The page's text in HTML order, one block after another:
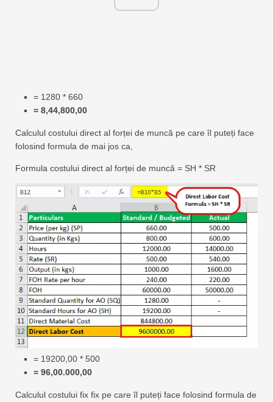
= 1280 * 660
= 8,44,800,00
Calculul costului direct al forței de muncă pe care îl puteți face
folosind formula de mai jos ca,
Formula costului direct al forței de muncă = SH * SR
= 19200,00 * 500
= 96,00.000,00
Calculul costului fix fix pe care îl puteți face folosind formula de